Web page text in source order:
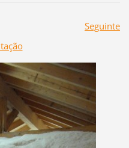
Seguinte